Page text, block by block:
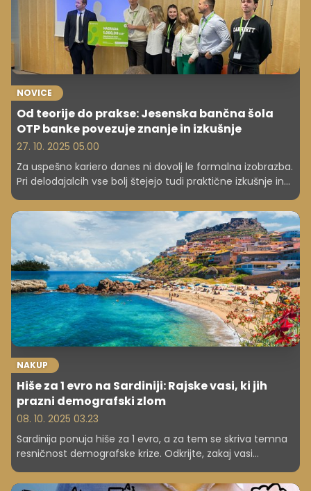
NOVICE
Od teorije do prakse: Jesenska bančna šola
OTP banke povezuje znanje in izkušnje
27. 10. 2025 05.00
Za uspešno kariero danes ni dovolj le formalna izobrazba.
Pri delodajalcih vse bolj štejejo tudi praktične izkušnje in
razumevanje realnega delovnega okolja. Prav to je bil
namen Jesenske bančne šole OTP banke, ki je med 7. in
16. oktobrom potekala v sodelovanju s Kariernim
centrom Ekonomske fakultete v Ljubljani.
NAKUP
Hiše za 1 evro na Sardiniji: Rajske vasi, ki jih
prazni demografski zlom
08. 10. 2025 03.23
Sardinija ponuja hiše za 1 evro, a za tem se skriva temna
resničnost demografske krize. Odkrijte, zakaj vasi